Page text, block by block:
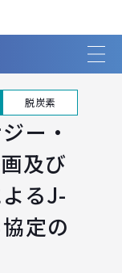
脱炭素
ー・
及び
るJ-
定の